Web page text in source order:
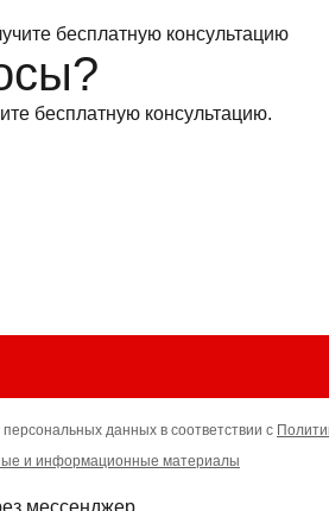
бесплатную консультацию.
данных в соответствии с
и информационные материалы